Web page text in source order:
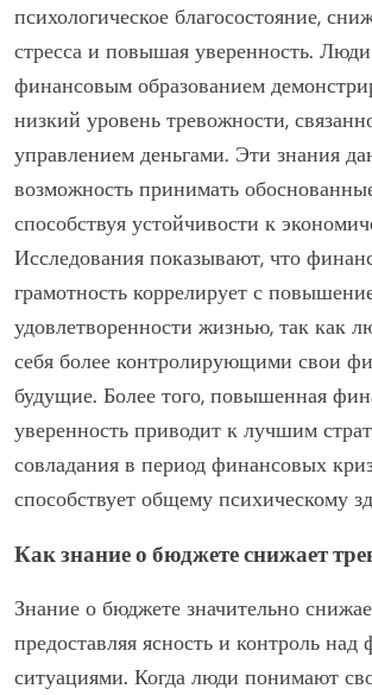
психологическое благосостояние,
стресса и повышая уверенность.
финансовым образованием
низкий уровень тревожности,
управлением деньгами. Эти знания
возможность принимать
способствуя устойчивости к
Исследования показывают, что
грамотность коррелирует с
удовлетворенности жизнью, так как
себя более контролирующими свои
будущие. Более того, повышенная
уверенность приводит к лучшим
совладания в период финансовых
способствует общему психическому
Как знание о бюджете снижает
Знание о бюджете значительно
предоставляя ясность и контроль
ситуациями. Когда люди понимают